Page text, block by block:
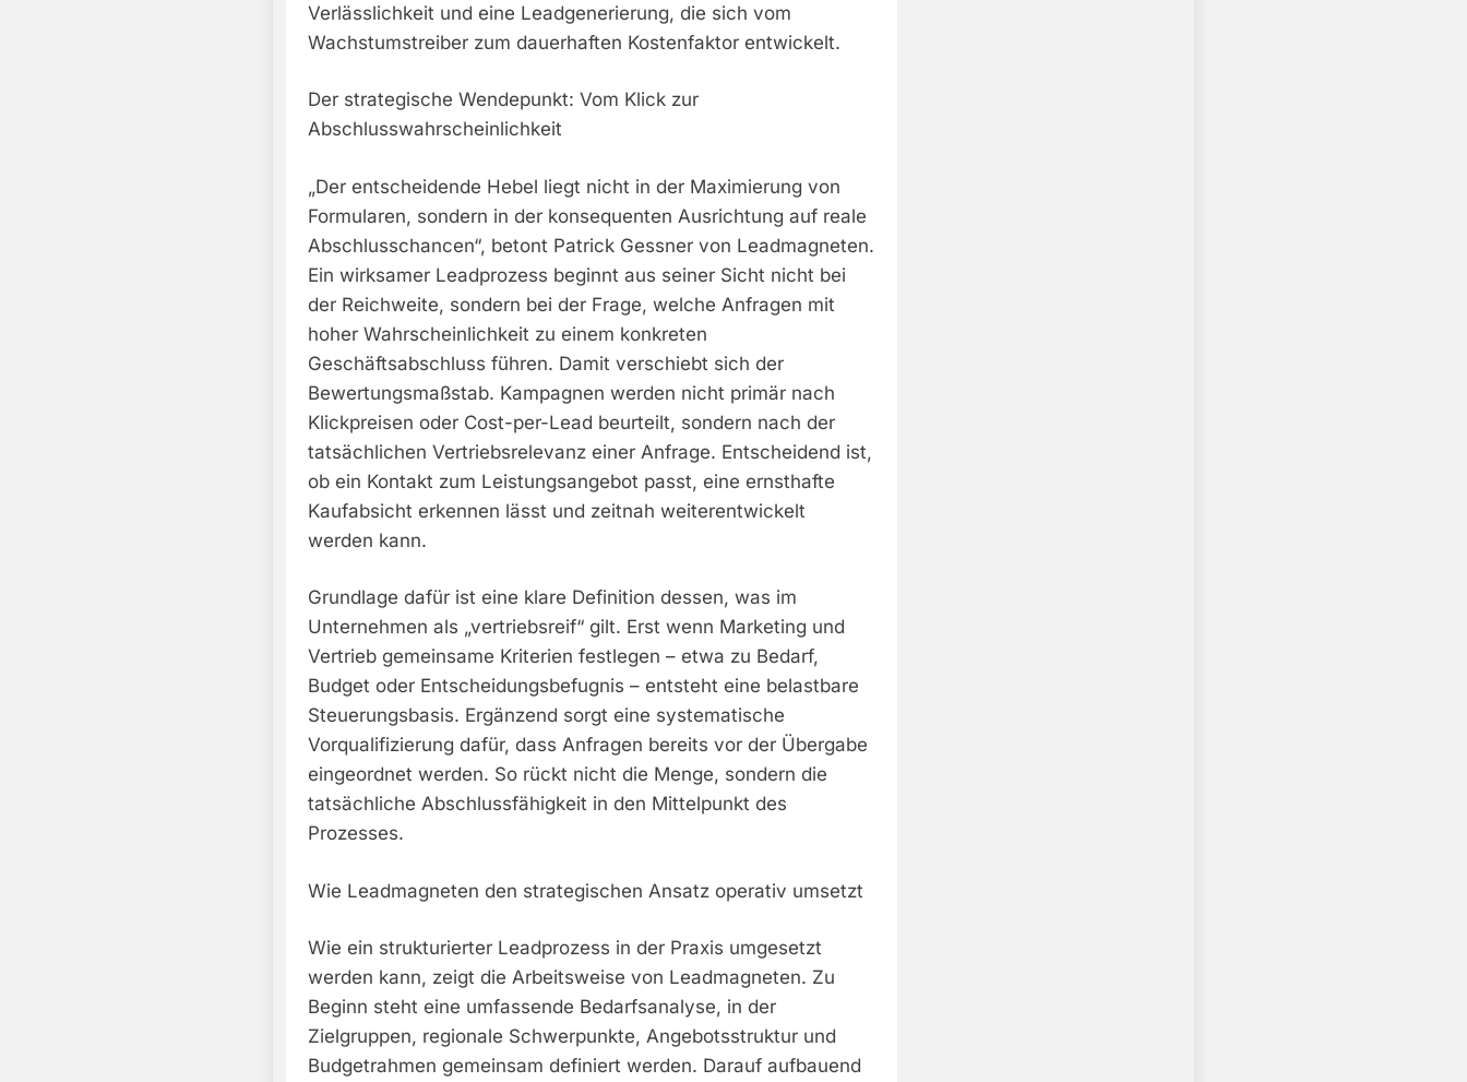
Verlässlichkeit und eine Leadgenerierung, die sich vom
Wachstumstreiber zum dauerhaften Kostenfaktor entwickelt.
Der strategische Wendepunkt: Vom Klick zur
Abschlusswahrscheinlichkeit
„Der entscheidende Hebel liegt nicht in der Maximierung von
Formularen, sondern in der konsequenten Ausrichtung auf reale
Abschlusschancen“, betont Patrick Gessner von Leadmagneten.
Ein wirksamer Leadprozess beginnt aus seiner Sicht nicht bei
der Reichweite, sondern bei der Frage, welche Anfragen mit
hoher Wahrscheinlichkeit zu einem konkreten
Geschäftsabschluss führen. Damit verschiebt sich der
Bewertungsmaßstab. Kampagnen werden nicht primär nach
Klickpreisen oder Cost-per-Lead beurteilt, sondern nach der
tatsächlichen Vertriebsrelevanz einer Anfrage. Entscheidend ist,
ob ein Kontakt zum Leistungsangebot passt, eine ernsthafte
Kaufabsicht erkennen lässt und zeitnah weiterentwickelt
werden kann.
Grundlage dafür ist eine klare Definition dessen, was im
Unternehmen als „vertriebsreif“ gilt. Erst wenn Marketing und
Vertrieb gemeinsame Kriterien festlegen – etwa zu Bedarf,
Budget oder Entscheidungsbefugnis – entsteht eine belastbare
Steuerungsbasis. Ergänzend sorgt eine systematische
Vorqualifizierung dafür, dass Anfragen bereits vor der Übergabe
eingeordnet werden. So rückt nicht die Menge, sondern die
tatsächliche Abschlussfähigkeit in den Mittelpunkt des
Prozesses.
Wie Leadmagneten den strategischen Ansatz operativ umsetzt
Wie ein strukturierter Leadprozess in der Praxis umgesetzt
werden kann, zeigt die Arbeitsweise von Leadmagneten. Zu
Beginn steht eine umfassende Bedarfsanalyse, in der
Zielgruppen, regionale Schwerpunkte, Angebotsstruktur und
Budgetrahmen gemeinsam definiert werden. Darauf aufbauend